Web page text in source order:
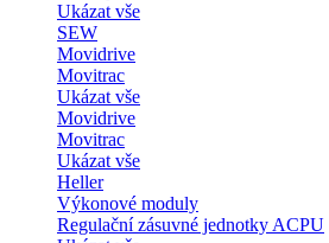
Ukázat vše
SEW
Movidrive
Movitrac
Ukázat vše
Movidrive
Movitrac
Ukázat vše
Heller
Výkonové moduly
Regulační zásuvné jednotky ACPU